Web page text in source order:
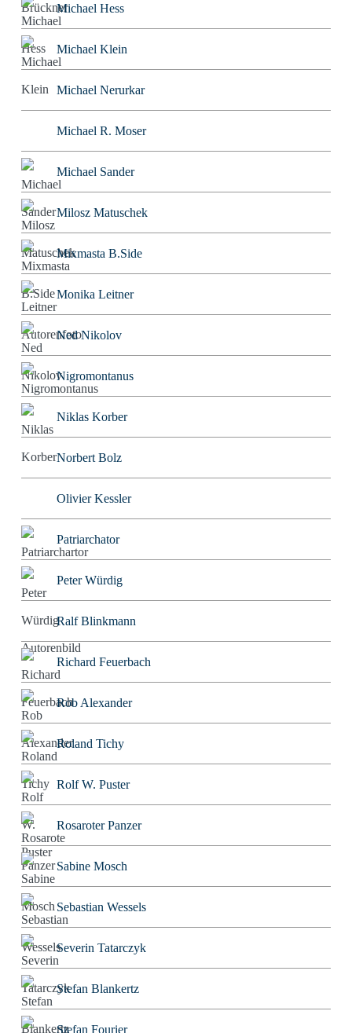
Michael Hess
Michael Klein
Michael Nerurkar
Michael R. Moser
Michael Sander
Milosz Matuschek
Mixmasta B.Side
Monika Leitner
Ned Nikolov
Nigromontanus
Niklas Korber
Norbert Bolz
Olivier Kessler
Patriarchator
Peter Würdig
Ralf Blinkmann
Richard Feuerbach
Rob Alexander
Roland Tichy
Rolf W. Puster
Rosaroter Panzer
Sabine Mosch
Sebastian Wessels
Severin Tatarczyk
Stefan Blankertz
Stefan Fourier